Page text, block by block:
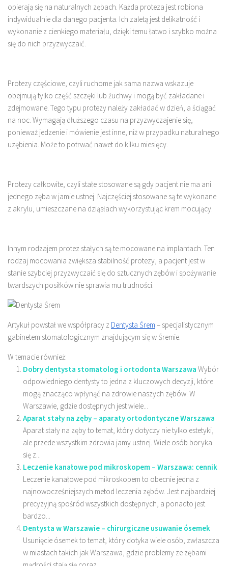
opierają się na naturalnych zębach. Każda proteza jest robiona
indywidualnie dla danego pacjenta. Ich zaletą jest delikatność i
wykonanie z cienkiego materiału, dzięki temu łatwo i szybko można
się do nich przyzwyczaić.
Protezy częściowe, czyli ruchome jak sama nazwa wskazuje
obejmują tylko część szczęki lub żuchwy i mogą być zakładane i
zdejmowane. Tego typu protezy należy zakładać w dzień, a ściągać
na noc. Wymagają dłuższego czasu na przyzwyczajenie się,
ponieważ jedzenie i mówienie jest inne, niż w przypadku naturalnego
uzębienia. Może to potrwać nawet do kilku miesięcy.
Protezy całkowite, czyli stałe stosowane są gdy pacjent nie ma ani
jednego zęba w jamie ustnej. Najczęściej stosowane są te wykonane
z akrylu, umieszczane na dziąsłach wykorzystując krem mocujący.
Innym rodzajem protez stałych są te mocowane na implantach. Ten
rodzaj mocowania zwiększa stabilność protezy, a pacjent jest w
stanie szybciej przyzwyczaić się do sztucznych zębów i spożywanie
twardszych posiłków nie sprawia mu trudności.
Artykuł powstał we współpracy z Dentysta Śrem – specjalistycznym
gabinetem stomatologicznym znajdującym się w Śremie.
W temacie również:
Dobry dentysta stomatolog i ortodonta Warszawa Wybór
odpowiedniego dentysty to jedna z kluczowych decyzji, które
mogą znacząco wpłynąć na zdrowie naszych zębów. W
Warszawie, gdzie dostępnych jest wiele...
Aparat stały na zęby – aparaty ortodontyczne Warszawa
Aparat stały na zęby to temat, który dotyczy nie tylko estetyki,
ale przede wszystkim zdrowia jamy ustnej. Wiele osób boryka
się z...
Leczenie kanałowe pod mikroskopem – Warszawa: cennik
Leczenie kanałowe pod mikroskopem to obecnie jedna z
najnowocześniejszych metod leczenia zębów. Jest najbardziej
precyzyjną spośród wszystkich dostępnych, a ponadto jest
bardzo...
Dentysta w Warszawie – chirurgiczne usuwanie ósemek
Usunięcie ósemek to temat, który dotyka wiele osób, zwłaszcza
w miastach takich jak Warszawa, gdzie problemy ze zębami